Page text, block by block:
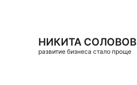
НИКИТА СОЛОВОВ
развитие бизнеса стало проще